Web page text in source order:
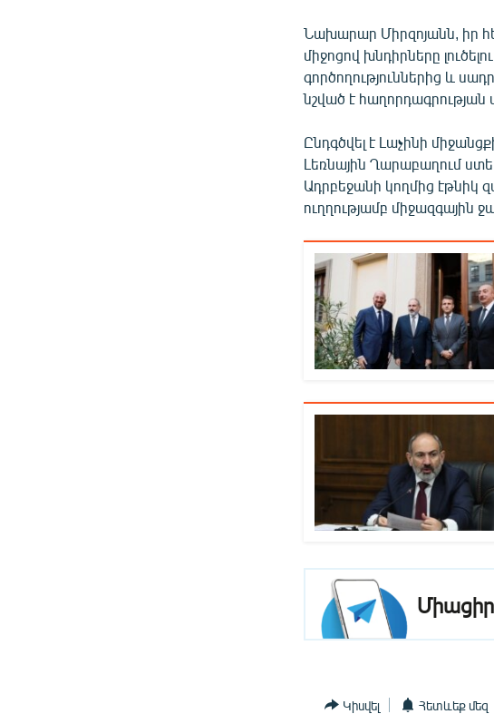
Նախարար Միրզոյանն, իր
միջոցով խնդիրները
գործողություններից և
նշված է հաղորդագրության
Ընդգծվել է Լաչինի
Լեռնային Ղարաբաղում
Ադրբեջանի կողմից էթնիկ
ուղղությամբ միջազգային
Կիսվել Հետևեք մեզ